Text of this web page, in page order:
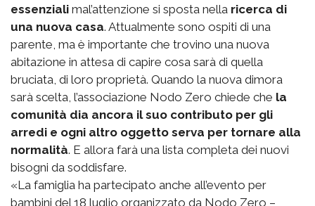
essenziali mal’attenzione si sposta nella ricerca di
una nuova casa. Attualmente sono ospiti di una
parente, ma è importante che trovino una nuova
abitazione in attesa di capire cosa sarà di quella
bruciata, di loro proprietà. Quando la nuova dimora
sarà scelta, l’associazione Nodo Zero chiede che la
comunità dia ancora il suo contributo per gli
arredi e ogni altro oggetto serva per tornare alla
normalità. E allora farà una lista completa dei nuovi
bisogni da soddisfare.
«La famiglia ha partecipato anche all’evento per
bambini del 18 luglio organizzato da Nodo Zero –